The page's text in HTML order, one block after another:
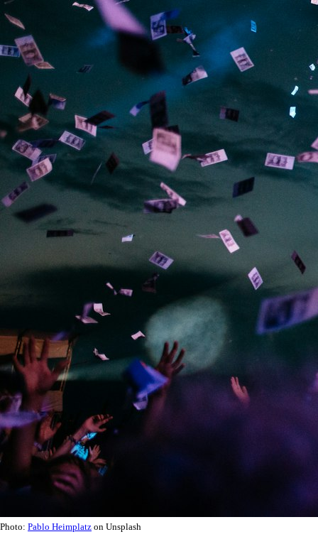
Photo: Pablo Heimplatz on Unsplash